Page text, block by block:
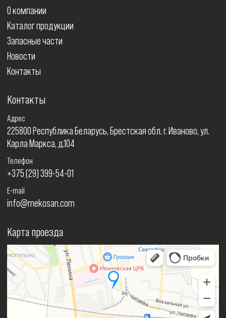
О компании
Каталог продукции
Запасные части
Новости
Контакты
Контакты
Адрес
225800 Республика Беларусь, Брестская обл. г. Иваново, ул.
Карла Маркса, д.104
Телефон
+375 (29) 399-54-01
E-mail
info@mekosan.com
Карта проезда